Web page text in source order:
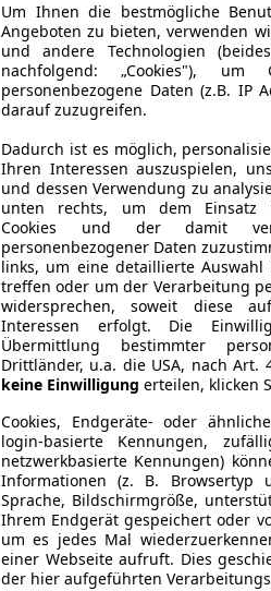
Um Ihnen die bestmögliche
Angeboten zu bieten, verwenden
und andere Technologien
nachfolgend: „Cookies"), um
personenbezogene Daten (z.B. IP
darauf zuzugreifen.
Dadurch ist es möglich,
Ihren Interessen auszuspielen,
und dessen Verwendung zu
unten rechts, um dem Einsatz
Cookies und der damit
personenbezogener Daten
links, um eine detaillierte Auswahl
treffen oder um der Verarbeitung
widersprechen, soweit diese
Interessen erfolgt. Die
Übermittlung bestimmter
Drittländer, u.a. die USA, nach Art.
keine Einwilligung erteilen, klicken
Cookies, Endgeräte- oder
login-basierte Kennungen,
netzwerkbasierte Kennungen)
Informationen (z. B. Browsertyp
Sprache, Bildschirmgröße,
Ihrem Endgerät gespeichert oder
um es jedes Mal
einer Webseite aufruft. Dies
der hier aufgeführten